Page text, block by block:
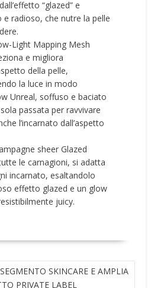
“glazed” e
e radioso, che nutre la pelle
Light Mapping Mesh
e migliora
della pelle,
la luce in modo
Unreal, soffuso e baciato
passata per ravvivare
l’incarnato dall’aspetto
sheer Glazed
le carnagioni, si adatta
incarnato, esaltandolo
effetto glazed e un glow
juicy.
SKINCARE E AMPLIA
PRIVATE LABEL